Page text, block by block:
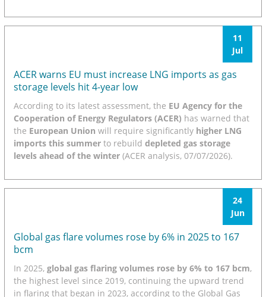
11
Jul
ACER warns EU must increase LNG imports as gas
storage levels hit 4-year low
According to its latest assessment, the EU Agency for the
Cooperation of Energy Regulators (ACER) has warned that
the European Union will require significantly higher LNG
imports this summer to rebuild depleted gas storage
levels ahead of the winter (ACER analysis, 07/07/2026).
24
Jun
Global gas flare volumes rose by 6% in 2025 to 167
bcm
In 2025, global gas flaring volumes rose by 6% to 167 bcm,
the highest level since 2019, continuing the upward trend
in flaring that began in 2023, according to the Global Gas